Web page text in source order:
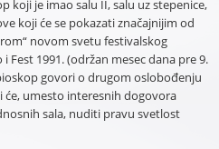
koji je imao salu II, salu uz stepenice,
koji će se pokazati značajnijim od
novom svetu festivalskog
Fest 1991. (održan mesec dana pre 9.
govori o drugom oslobođenju
će, umesto interesnih dogovora
sala, nuditi pravu svetlost